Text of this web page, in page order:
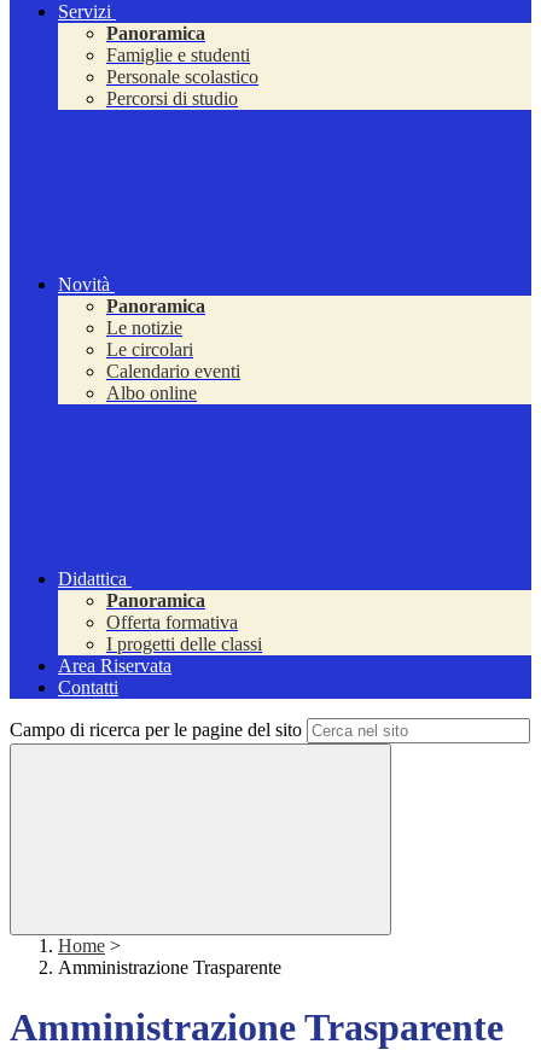
Servizi
Panoramica
Famiglie e studenti
Personale scolastico
Percorsi di studio
Novità
Panoramica
Le notizie
Le circolari
Calendario eventi
Albo online
Didattica
Panoramica
Offerta formativa
I progetti delle classi
Area Riservata
Contatti
Campo di ricerca per le pagine del sito
Home >
Amministrazione Trasparente
Amministrazione Trasparente